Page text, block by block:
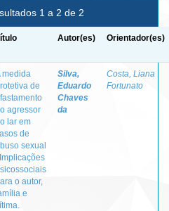
1 a 2 de 2
Autor(es) Orientador(es)
medida
de
agressor
lar em
de
sexual
o autor,
e
Silva,
Eduardo
Chaves
da
Costa, Liana
Fortunato